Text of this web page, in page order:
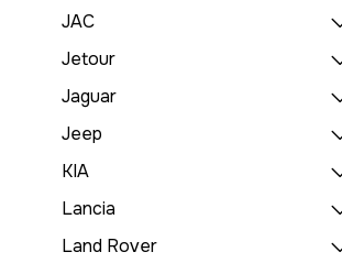
JAC
Jetour
Jaguar
Jeep
KIA
Lancia
Land Rover